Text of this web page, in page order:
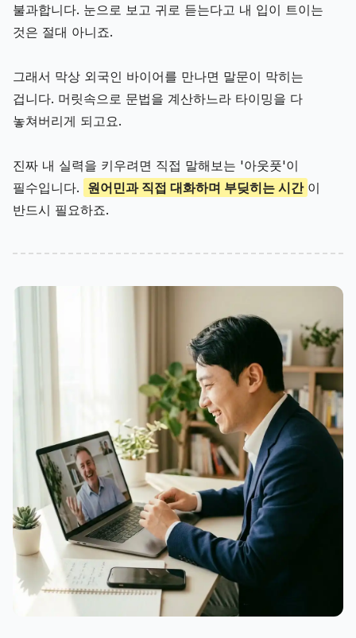
불과합니다. 눈으로 보고 귀로 듣는다고 내 입이 트이는
것은 절대 아니죠.
그래서 막상 외국인 바이어를 만나면 말문이 막히는
겁니다. 머릿속으로 문법을 계산하느라 타이밍을 다
놓쳐버리게 되고요.
진짜 내 실력을 키우려면 직접 말해보는 '아웃풋'이
필수입니다. 원어민과 직접 대화하며 부딪히는 시간 이
반드시 필요하죠.